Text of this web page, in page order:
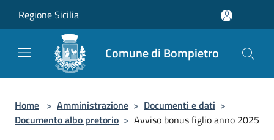
Regione Sicilia
Comune di Bompietro
Home > Amministrazione > Documenti e dati >
Documento albo pretorio > Avviso bonus figlio anno 2025